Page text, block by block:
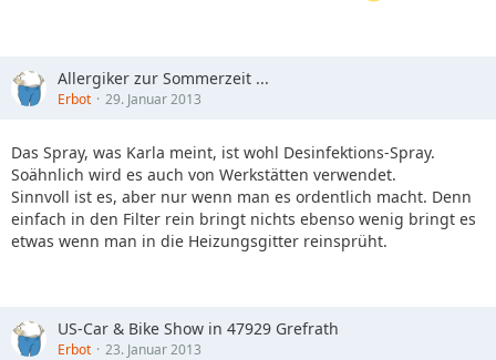
Allergiker zur Sommerzeit ...
Erbot 29. Januar 2013
Das Spray, was Karla meint, ist wohl Desinfektions-Spray.
Soähnlich wird es auch von Werkstätten verwendet.
Sinnvoll ist es, aber nur wenn man es ordentlich macht. Denn
einfach in den Filter rein bringt nichts ebenso wenig bringt es
etwas wenn man in die Heizungsgitter reinsprüht.
US-Car & Bike Show in 47929 Grefrath
Erbot 23. Januar 2013